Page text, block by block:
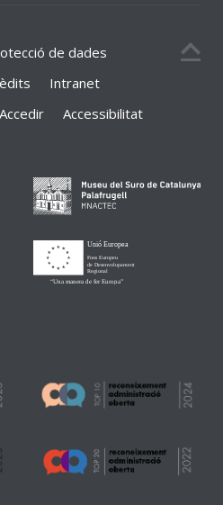
de dades
Intranet
Accedir
Accessibilitat